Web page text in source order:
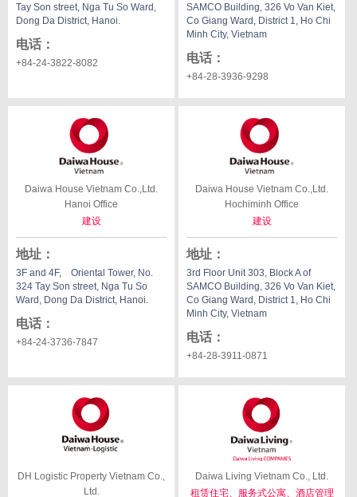
Tay Son street, Nga Tu So Ward,
Dong Da District, Hanoi.
电话 ：
+84-24-3822-8082
SAMCO Building, 326 Vo Van Kiet,
Co Giang Ward, District 1, Ho Chi
Minh City, Vietnam
电话 ：
+84-28-3936-9298
Daiwa House Vietnam Co.,Ltd.
Hanoi Office
建设
地址 ：
3F and 4F, Oriental Tower, No.
324 Tay Son street, Nga Tu So
Ward, Dong Da District, Hanoi.
电话 ：
+84-24-3736-7847
Daiwa House Vietnam Co.,Ltd.
Hochiminh Office
建设
地址 ：
3rd Floor Unit 303, Block A of
SAMCO Building, 326 Vo Van Kiet,
Co Giang Ward, District 1, Ho Chi
Minh City, Vietnam
电话 ：
+84-28-3911-0871
DH Logistic Property Vietnam Co.,
Ltd.
Daiwa Living Vietnam Co., Ltd.
租赁住宅、服务式公寓、酒店管理